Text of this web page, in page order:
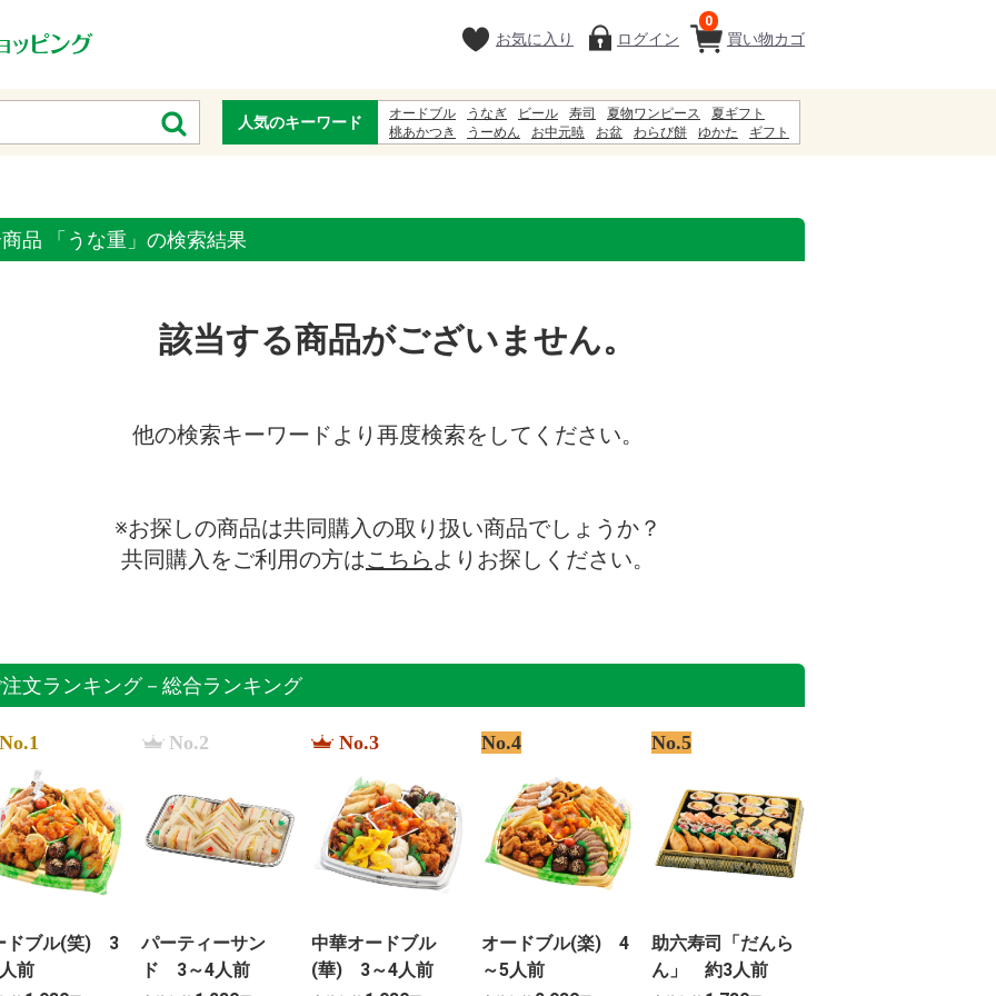
買い物カゴ
0
お気に入り ログイン
人気のキーワード オードブル うなぎ ビール 寿司 夏物ワンピース
夏ギフト
桃あかつき
うーめん お中元暁 お盆 わらび餅 ゆかた
ギフト
品 「うな重」の検索結果
該当する商品がございません。
他の検索キーワードより再度検索をしてください。
※お探しの商品は共同購入の取り扱い商品でしょうか？
共同購入をご利用の方はこちら よりお探しください。
文ランキング－総合ランキング
No.1
ドブル(笑) 3
前
No.2
パーティーサン
ド 3～4人前
No.3
中華オードブル
(華) 3～4人前
No.4
オードブル(楽) 4
～5人前
No.5
助六寿司「だんら
ん」 約3人前